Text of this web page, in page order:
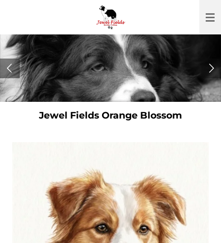
de
hoofdinhoud
Jewel Fields Orange Blossom